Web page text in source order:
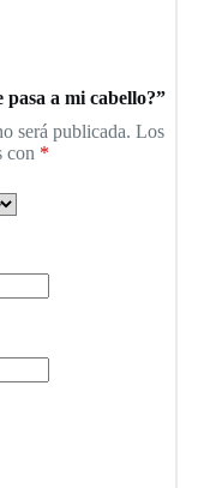
a mi cabello?”
será publicada. Los
con *